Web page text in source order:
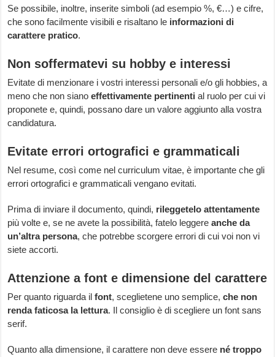
Se possibile, inoltre, inserite simboli (ad esempio %, €…) e cifre,
che sono facilmente visibili e risaltano le informazioni di
carattere pratico.
Non soffermatevi su hobby e interessi
Evitate di menzionare i vostri interessi personali e/o gli hobbies, a
meno che non sianoeffettivamente pertinenti al ruolo per cui vi
proponete e, quindi, possano dare un valore aggiunto alla vostra
candidatura.
Evitate errori ortografici e grammaticali
Nel resume, così come nel curriculum vitae, è importante che gli
errori ortografici e grammaticali vengano evitati.
Prima di inviare il documento, quindi, rileggetelo attentamente
più volte e, se ne avete la possibilità, fatelo leggereanche da
un’altra persona, che potrebbe scorgere errori di cui voi non vi
siete accorti.
Attenzione a font e dimensione del carattere
Per quanto riguarda il font, sceglietene uno semplice,che non
renda faticosa la lettura. Il consiglio è di scegliere un font sans
serif.
Quanto alla dimensione, il carattere non deve essere né troppo